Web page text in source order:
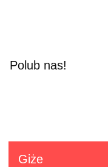
Polub nas!
Giże